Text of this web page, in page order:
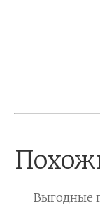
Выгодные